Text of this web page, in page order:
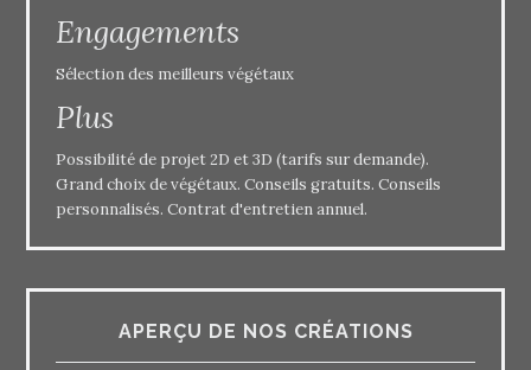
Engagements
Sélection des meilleurs végétaux
Plus
Possibilité de projet 2D et 3D (tarifs sur demande).
Grand choix de végétaux. Conseils gratuits. Conseils
personnalisés. Contrat d'entretien annuel.
APERÇU DE NOS CRÉATIONS